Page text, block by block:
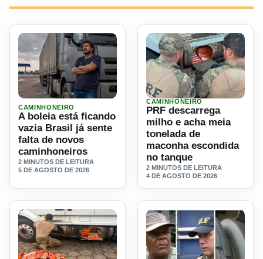
Ler materia: A boleia está ficando vazia Brasil já sente
CAMINHONEIRO
A boleia está ficando
vazia Brasil já sente
falta de novos
caminhoneiros
2 MINUTOS DE LEITURA
5 DE AGOSTO DE 2026
Ler materia: PRF
CAMINHONEIRO
PRF descarrega
milho e acha meia
tonelada de
maconha escondida
no tanque
2 MINUTOS DE LEITURA
4 DE AGOSTO DE 2026